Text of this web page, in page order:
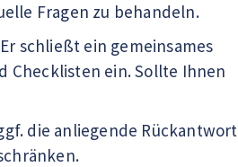
Fragen zu behandeln.
schließt ein gemeinsames
Checklisten ein. Sollte Ihnen
die anliegende Rückantwort